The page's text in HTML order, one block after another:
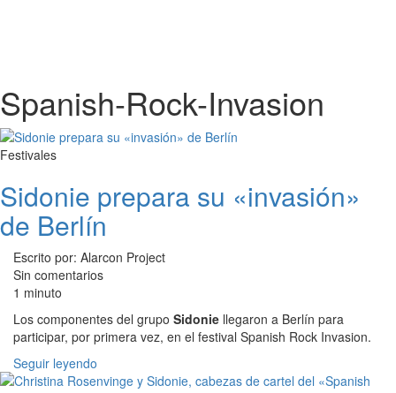
Spanish-Rock-Invasion
Festivales
Sidonie prepara su «invasión»
de Berlín
Escrito por: Alarcon Project
Sin comentarios
1 minuto
Los componentes del grupo Sidonie llegaron a Berlín para
participar, por primera vez, en el festival Spanish Rock Invasion.
Seguir leyendo